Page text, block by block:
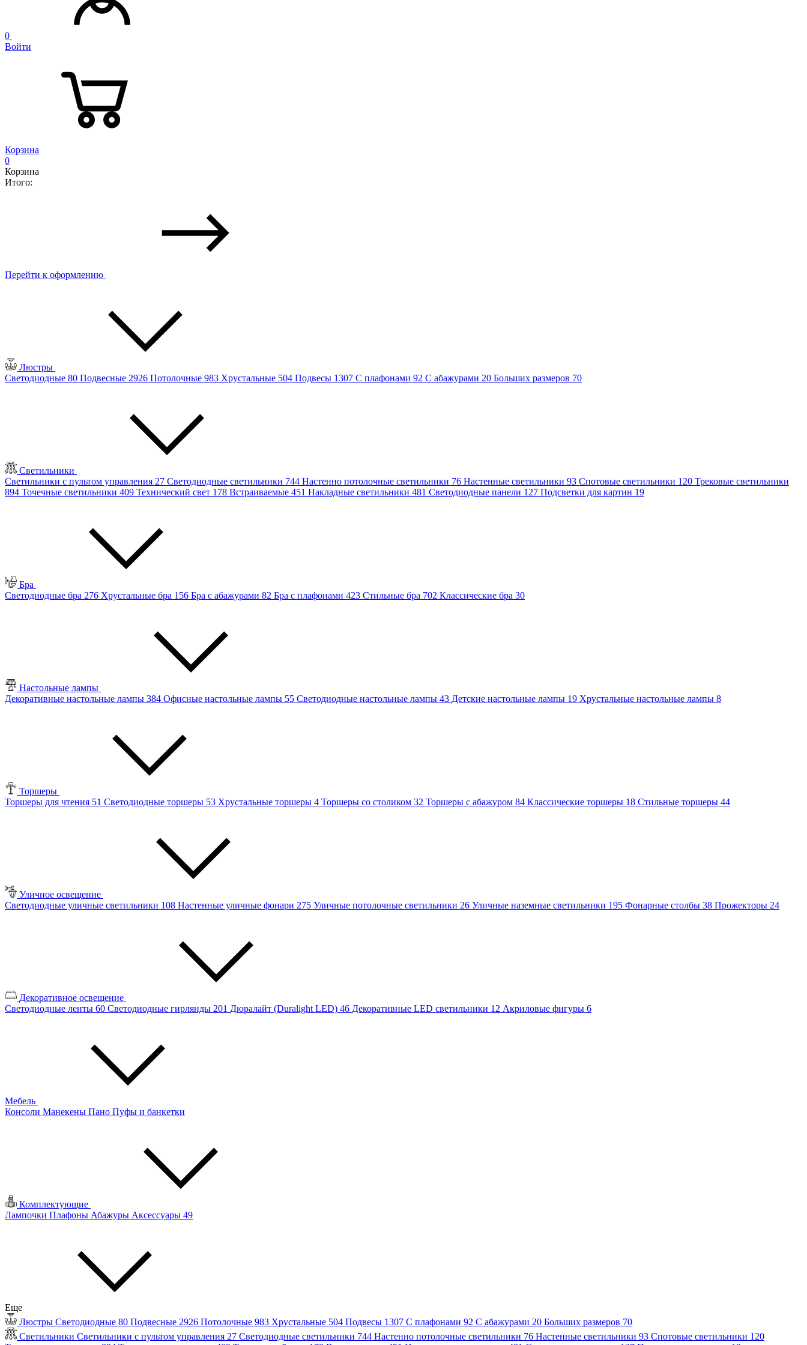
0
Войти
Корзина
0
Корзина
Итого:
Перейти к оформлению
Люстры
Светодиодные 80 Подвесные 2926 Потолочные 983 Хрустальные 504 Подвесы 1307 С плафонами 92 С абажурами 20 Больших размеров 70
Светильники
Светильники с пультом управления 27 Светодиодные светильники 744 Настенно потолочные светильники 76 Настенные светильники 93 Спотовые светильники 120 Трековые светильники
894 Точечные светильники 409 Технический свет 178 Встраиваемые 451 Накладные светильники 481 Светодиодные панели 127 Подсветки для картин 19
Бра
Светодиодные бра 276 Хрустальные бра 156 Бра с абажурами 82 Бра с плафонами 423 Стильные бра 702 Классические бра 30
Настольные лампы
Декоративные настольные лампы 384 Офисные настольные лампы 55 Светодиодные настольные лампы 43 Детские настольные лампы 19 Хрустальные настольные лампы 8
Торшеры
Торшеры для чтения 51 Светодиодные торшеры 53 Хрустальные торшеры 4 Торшеры со столиком 32 Торшеры с абажуром 84 Классические торшеры 18 Стильные торшеры 44
Уличное освещение
Светодиодные уличные светильники 108 Настенные уличные фонари 275 Уличные потолочные светильники 26 Уличные наземные светильники 195 Фонарные столбы 38 Прожекторы 24
Декоративное освещение
Светодиодные ленты 60 Светодиодные гирлянды 201 Дюралайт (Duralight LED) 46 Декоративные LED светильники 12 Акриловые фигуры 6
Мебель
Консоли Манекены Пано Пуфы и банкетки
Комплектующие
Лампочки Плафоны Абажуры Аксессуары 49
Еще
Люстры Светодиодные 80 Подвесные 2926 Потолочные 983 Хрустальные 504 Подвесы 1307 С плафонами 92 С абажурами 20 Больших размеров 70
Светильники Светильники с пультом управления 27 Светодиодные светильники 744 Настенно потолочные светильники 76 Настенные светильники 93 Спотовые светильники 120